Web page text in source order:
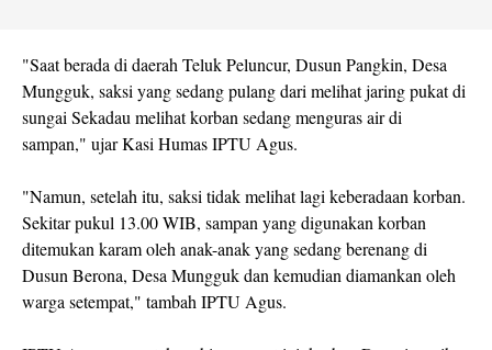
"Saat berada di daerah Teluk Peluncur, Dusun Pangkin, Desa
Mungguk, saksi yang sedang pulang dari melihat jaring pukat di
sungai Sekadau melihat korban sedang menguras air di
sampan," ujar Kasi Humas IPTU Agus.
"Namun, setelah itu, saksi tidak melihat lagi keberadaan korban.
Sekitar pukul 13.00 WIB, sampan yang digunakan korban
ditemukan karam oleh anak-anak yang sedang berenang di
Dusun Berona, Desa Mungguk dan kemudian diamankan oleh
warga setempat," tambah IPTU Agus.